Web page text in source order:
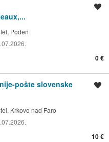
Poden
0 €
pošte slovenske
Krkovo nad Faro
10 €